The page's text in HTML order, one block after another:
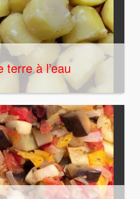
terre à l’eau